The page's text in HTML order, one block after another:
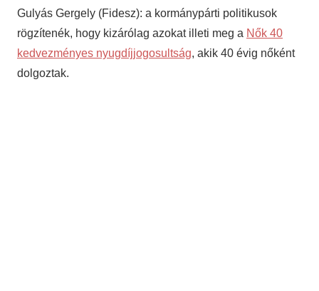
Gulyás Gergely (Fidesz): a kormánypárti politikusok
rögzítenék, hogy kizárólag azokat illeti meg a Nők 40
kedvezményes nyugdíjjogosultság, akik 40 évig nőként
dolgoztak.